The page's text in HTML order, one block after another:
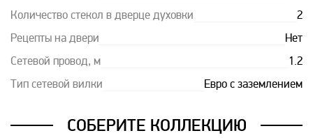
Количество стекол в дверце духовки 2
Рецепты на двери Нет
Сетевой провод, м 1.2
Тип сетевой вилки Евро с заземлением
СОБЕРИТЕ КОЛЛЕКЦИЮ